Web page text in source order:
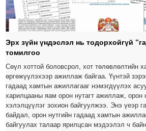
Эрх зүйн үндэслэл нь тодорхойгүй
томилгоо
Сөүл хоттой боловсрол, хот төлөвлөлтийн
өргөжүүлэхээр ажиллаж байгаа. Үүнтэй
гадаад хамтын ажиллагааг нэмэгдүүлэх
харилцааны яам орон нутагт ажиллаж, орон
хэлэлцүүлэг зохион байгуулжээ. Энэ үеэр
байдал, орон нутгийн гадаад хамтын
байгуулах талаар ярилцсан мэдээлэл ч